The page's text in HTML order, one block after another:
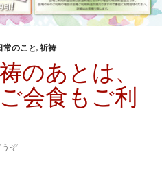
常のこと, 祈祷
のあとは、
会食もご利
ぞ